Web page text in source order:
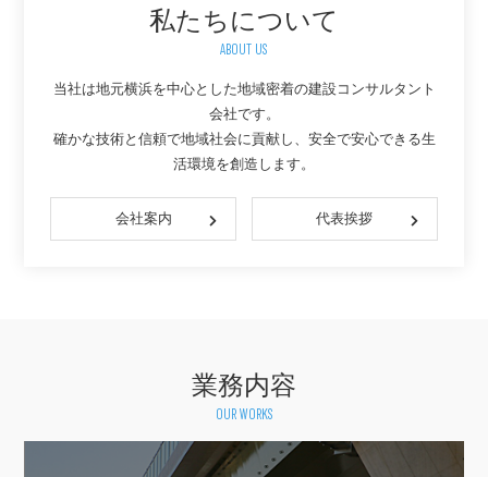
私たちについて
ABOUT US
当社は地元横浜を中心とした地域密着の建設コンサルタント
会社です。
確かな技術と信頼で地域社会に貢献し、安全で安心できる生
活環境を創造します。
会社案内 代表挨拶
業務内容
OUR WORKS